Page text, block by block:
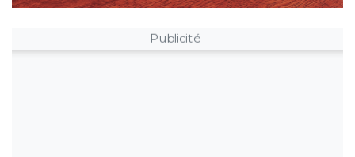
Publicité